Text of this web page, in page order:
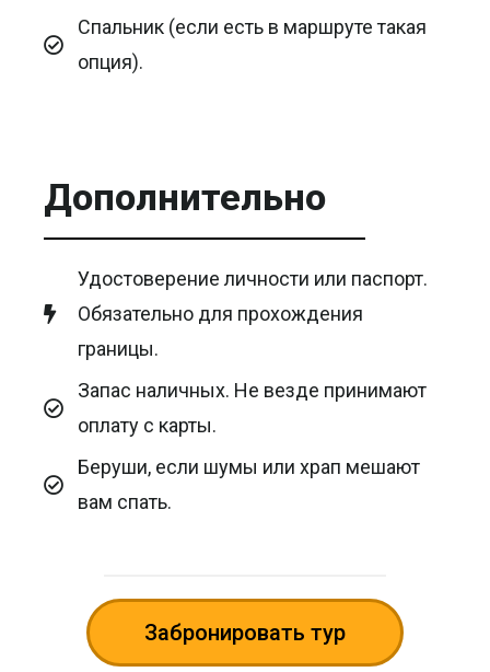
Спальник (если есть в маршруте такая
опция).
Дополнительно
Удостоверение личности или паспорт.
Обязательно для прохождения
границы.
Запас наличных. Не везде принимают
оплату с карты.
Беруши, если шумы или храп мешают
вам спать.
Забронировать тур